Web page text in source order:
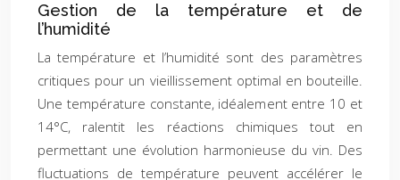
Gestion de la température et de
l’humidité
La température et l’humidité sont des paramètres
critiques pour un vieillissement optimal en bouteille.
Une température constante, idéalement entre 10 et
14°C, ralentit les réactions chimiques tout en
permettant une évolution harmonieuse du vin. Des
fluctuations de température peuvent accélérer le